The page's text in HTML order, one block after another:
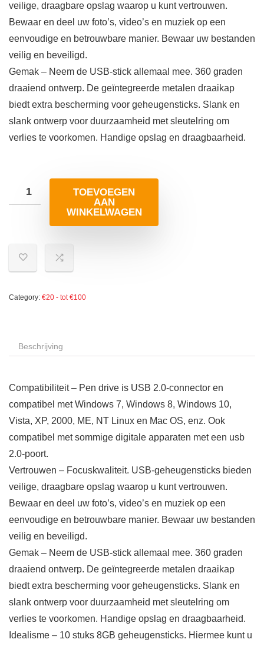
veilige, draagbare opslag waarop u kunt vertrouwen.
Bewaar en deel uw foto’s, video’s en muziek op een
eenvoudige en betrouwbare manier. Bewaar uw bestanden
veilig en beveiligd.
Gemak – Neem de USB-stick allemaal mee. 360 graden
draaiend ontwerp. De geïntegreerde metalen draaikap
biedt extra bescherming voor geheugensticks. Slank en
slank ontwerp voor duurzaamheid met sleutelring om
verlies te voorkomen. Handige opslag en draagbaarheid.
TOEVOEGEN
AAN
WINKELWAGEN
Category: €20 - tot €100
Beschrijving
Compatibiliteit – Pen drive is USB 2.0-connector en
compatibel met Windows 7, Windows 8, Windows 10,
Vista, XP, 2000, ME, NT Linux en Mac OS, enz. Ook
compatibel met sommige digitale apparaten met een usb
2.0-poort.
Vertrouwen – Focuskwaliteit. USB-geheugensticks bieden
veilige, draagbare opslag waarop u kunt vertrouwen.
Bewaar en deel uw foto’s, video’s en muziek op een
eenvoudige en betrouwbare manier. Bewaar uw bestanden
veilig en beveiligd.
Gemak – Neem de USB-stick allemaal mee. 360 graden
draaiend ontwerp. De geïntegreerde metalen draaikap
biedt extra bescherming voor geheugensticks. Slank en
slank ontwerp voor duurzaamheid met sleutelring om
verlies te voorkomen. Handige opslag en draagbaarheid.
Idealisme – 10 stuks 8GB geheugensticks. Hiermee kunt u